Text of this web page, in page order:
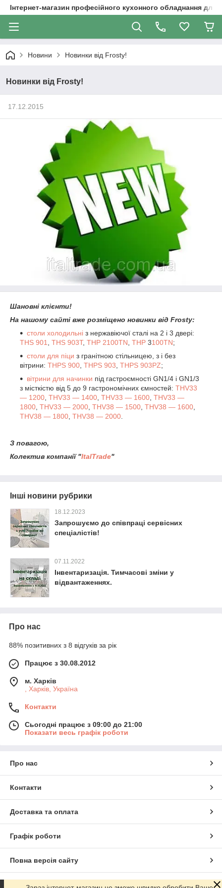
Інтернет-магазин професійного кухонного обладнання
Новини Новинки від Frosty!
Новинки від Frosty!
17.12.2015
Шановні клієнти!
На нашому сайті вже розміщено новинки від Frosty:
столи холодильні з нержавіючої сталі на 2 і 3 двері:
THS 901
THS 903T, THP 2100TN THP 3100TN;
столи для піци з гранітною стільницею, з і без
вітрини: THPS 900 THPS 903 THPS 903PZ;
вітрини для начинки під гастроємності GN1/4 і GN1/3
з місткістю від 5 до 9 гастрономічних ємностей: THV33
― 1200 THV33 ― 1400 THV33 ― 1600 THV33 ―
1800 THV33 ― 2000 THV38 ― 1500 THV38 ― 1600
THV38 ― 1800 THV38 ― 2000
З повагою,
Колектив компанії "ItalTrade"
Інші новини рубрики
18.12.2023
Запрошуємо до співпраці сервісних
спеціалістів!
07.11.2022
Інвентаризація. Тимчасові зміни у
відвантаженнях.
Про нас
88% позитивних з 8 відгуків за рік
Працює з 30.08.2012
м. Харків
, Харків, Україна
Контакти
Сьогодні працює з 09:00 до 21:00
Показати весь графік роботи
Про нас
Контакти
Доставка та оплата
Графік роботи
Повна версія сайту
Сайт створено на маркетплейсі